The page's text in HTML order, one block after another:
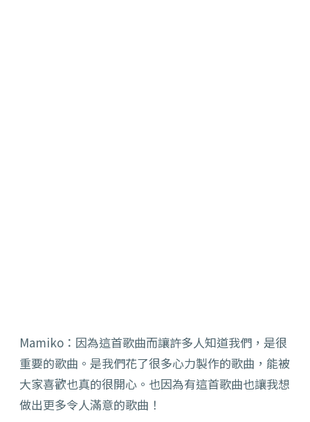
Mamiko：因為這首歌曲而讓許多人知道我們，是很
重要的歌曲。是我們花了很多心力製作的歌曲，能被
大家喜歡也真的很開心。也因為有這首歌曲也讓我想
做出更多令人滿意的歌曲！